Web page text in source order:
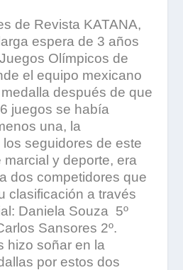
de Revista KATANA,
espera de 3 años
Olímpicos de
el equipo mexicano
después de que
juegos se había
una, la
seguidores de este
y deporte, era
dos competidores que
clasificación a través
Daniela Souza 5º
Sansores 2º.
hizo soñar en la
por estos dos